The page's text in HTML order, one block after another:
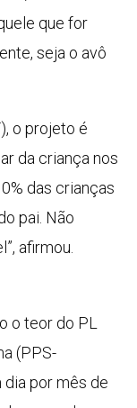
que for
seja o avô
o projeto é
da criança nos
das crianças
pai. Não
afirmou.
o teor do PL
(PPS-
dia por mês de